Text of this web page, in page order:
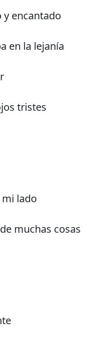
encantado
en la lejanía
tristes
lado
muchas cosas